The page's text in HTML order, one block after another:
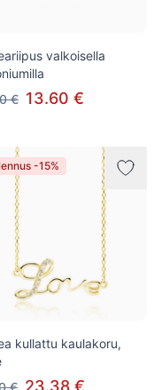
valkoisella
€ 13.60 €
-15%
kullattu kaulakoru,
€ 23.38 €